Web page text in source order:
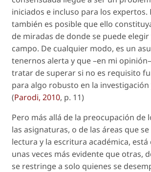
iniciados e incluso para los
también es posible que ello
de miradas de donde se puede
campo. De cualquier modo, es un
tenernos alerta y que –en mi
tratar de superar si no es requisito
para algo robusto en la investigación
(Parodi, 2010, p. 11)
Pero más allá de la preocupación de
las asignaturas, o de las áreas que
lectura y la escritura académica, está
unas veces más evidente que otras,
se restringe a solo quienes se